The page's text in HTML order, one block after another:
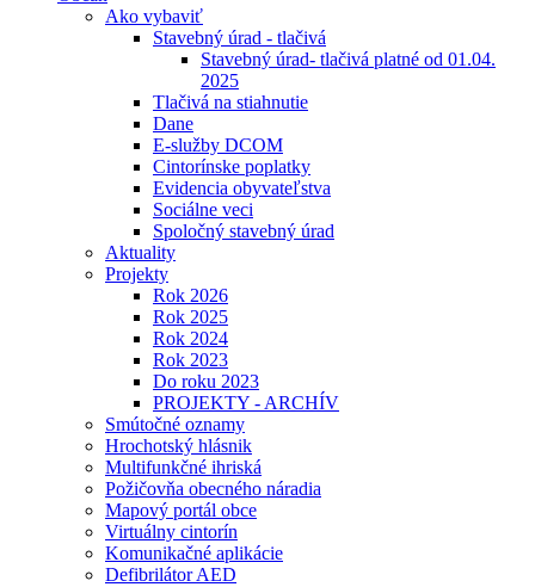
Ako vybaviť
Stavebný úrad - tlačivá
Stavebný úrad- tlačivá platné od 01.04.
2025
Tlačivá na stiahnutie
Dane
E-služby DCOM
Cintorínske poplatky
Evidencia obyvateľstva
Sociálne veci
Spoločný stavebný úrad
Aktuality
Projekty
Rok 2026
Rok 2025
Rok 2024
Rok 2023
Do roku 2023
PROJEKTY - ARCHÍV
Smútočné oznamy
Hrochotský hlásnik
Multifunkčné ihriská
Požičovňa obecného náradia
Mapový portál obce
Virtuálny cintorín
Komunikačné aplikácie
Defibrilátor AED